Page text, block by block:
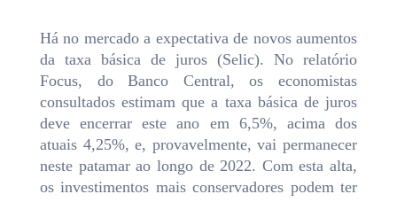
Há no mercado a expectativa de novos aumentos
da taxa básica de juros (Selic). No relatório
Focus, do Banco Central, os economistas
consultados estimam que a taxa básica de juros
deve encerrar este ano em 6,5%, acima dos
atuais 4,25%, e, provavelmente, vai permanecer
neste patamar ao longo de 2022. Com esta alta,
os investimentos mais conservadores podem ter